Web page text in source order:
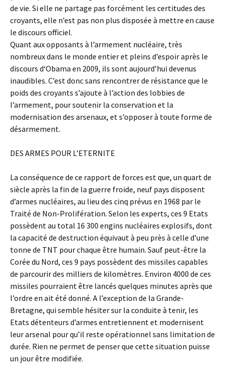
de vie. Si elle ne partage pas forcément les certitudes des
croyants, elle n’est pas non plus disposée à mettre en cause
le discours officiel.
Quant aux opposants à l’armement nucléaire, très
nombreux dans le monde entier et pleins d’espoir après le
discours d‘Obama en 2009, ils sont aujourd’hui devenus
inaudibles. C’est donc sans rencontrer de résistance que le
poids des croyants s’ajoute à l’action des lobbies de
l’armement, pour soutenir la conservation et la
modernisation des arsenaux, et s’opposer à toute forme de
désarmement.
DES ARMES POUR L’ETERNITE
La conséquence de ce rapport de forces est que, un quart de
siècle après la fin de la guerre froide, neuf pays disposent
d’armes nucléaires, au lieu des cinq prévus en 1968 par le
Traité de Non-Prolifération. Selon les experts, ces 9 Etats
possèdent au total 16 300 engins nucléaires explosifs, dont
la capacité de destruction équivaut à peu près à celle d’une
tonne de TNT pour chaque être humain. Sauf peut-être la
Corée du Nord, ces 9 pays possèdent des missiles capables
de parcourir des milliers de kilomètres. Environ 4000 de ces
missiles pourraient être lancés quelques minutes après que
l’ordre en ait été donné. A l’exception de la Grande-
Bretagne, qui semble hésiter sur la conduite à tenir, les
Etats détenteurs d’armes entretiennent et modernisent
leur arsenal pour qu’il reste opérationnel sans limitation de
durée. Rien ne permet de penser que cette situation puisse
un jour être modifiée.